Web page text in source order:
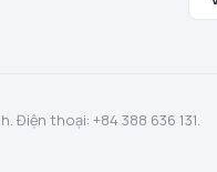
Điện thoại: +84 388 636 131.